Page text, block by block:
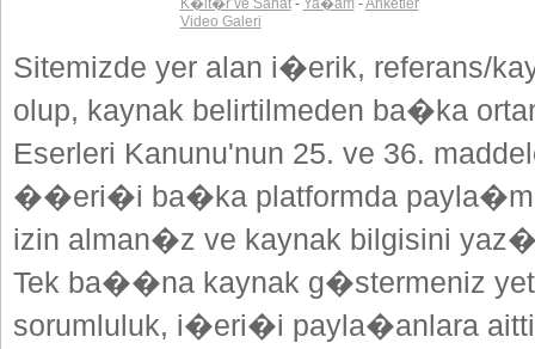
K�lt�r ve Sanat- Ya�am -Anketler
Video Galeri
Sitemizde yer alan i�erik, referans/
olup, kaynak belirtilmeden ba�ka
Eserleri Kanunu'nun 25. ve 36.
��eri�i ba�ka platformda
izin alman�z ve kaynak bilgisini
Tek ba��na kaynak g�stermeniz
sorumluluk, i�eri�i payla�anlara